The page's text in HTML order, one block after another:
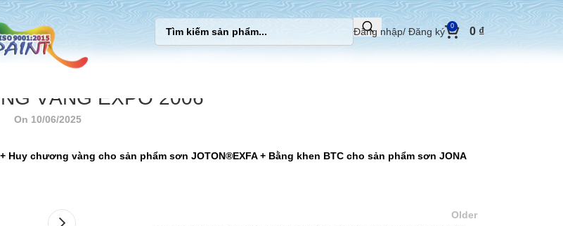
Đăng nhập/ Đăng ký 0 0 ₫
VÀNG EXPO 2006
On 10/06/2025
chương vàng cho sản phẩm sơn JOTON®EXFA + Bằng khen BTC cho sản phẩm sơn JONA
Older